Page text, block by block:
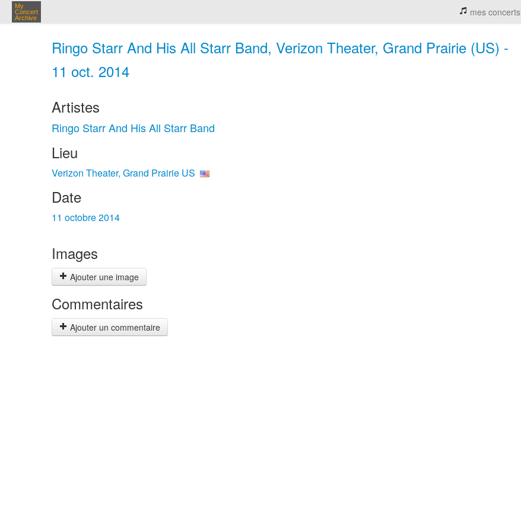
My
Concert
Archive
mes concerts
Ringo Starr And His All Starr Band, Verizon Theater, Grand Prairie (US) -
11 oct. 2014
Artistes
Ringo Starr And His All Starr Band
Lieu
Verizon Theater, Grand Prairie US
Date
11 octobre 2014
Images
Ajouter une image
Commentaires
Ajouter un commentaire